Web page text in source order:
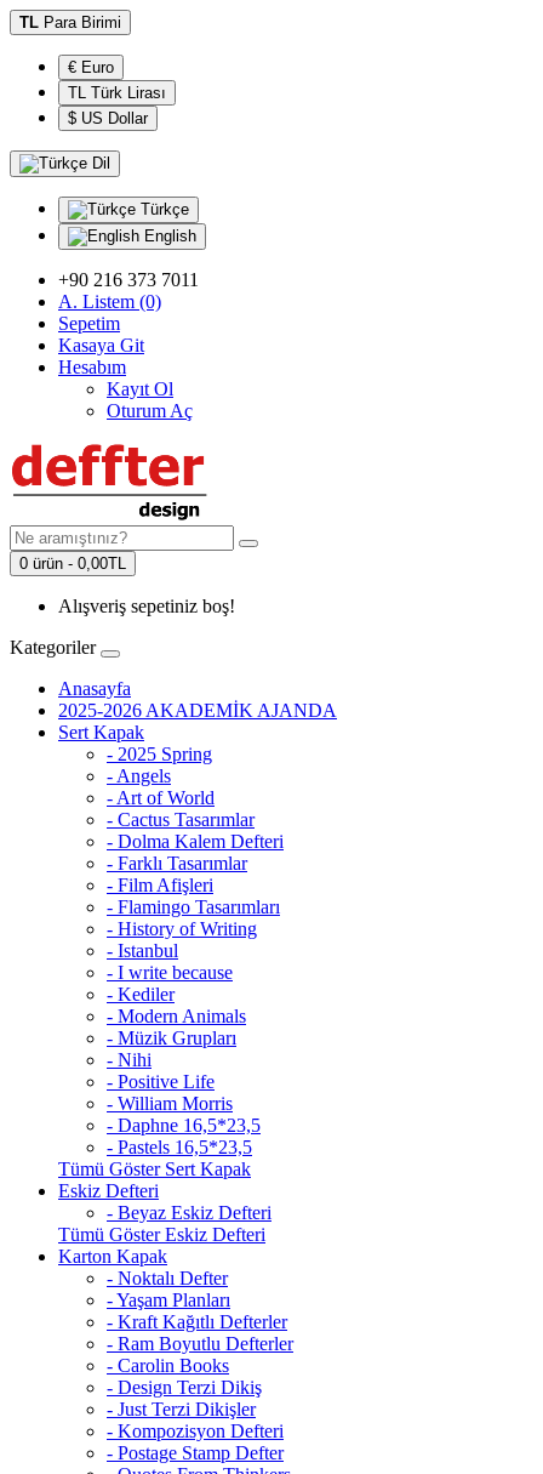
TL Para Birimi
€ Euro
TL Türk Lirası
$ US Dollar
Dil
Türkçe
English
+90 216 373 7011
A. Listem (0)
Sepetim
Kasaya Git
Hesabım
Kayıt Ol
Oturum Aç
0 ürün - 0,00TL
Alışveriş sepetiniz boş!
Kategoriler
Anasayfa
2025-2026 AKADEMİK AJANDA
Sert Kapak
- 2025 Spring
- Angels
- Art of World
- Cactus Tasarımlar
- Dolma Kalem Defteri
- Farklı Tasarımlar
- Film Afişleri
- Flamingo Tasarımları
- History of Writing
- Istanbul
- I write because
- Kediler
- Modern Animals
- Müzik Grupları
- Nihi
- Positive Life
- William Morris
- Daphne 16,5*23,5
- Pastels 16,5*23,5
Tümü Göster Sert Kapak
Eskiz Defteri
- Beyaz Eskiz Defteri
Tümü Göster Eskiz Defteri
Karton Kapak
- Noktalı Defter
- Yaşam Planları
- Kraft Kağıtlı Defterler
- Ram Boyutlu Defterler
- Carolin Books
- Design Terzi Dikiş
- Just Terzi Dikişler
- Kompozisyon Defteri
- Postage Stamp Defter